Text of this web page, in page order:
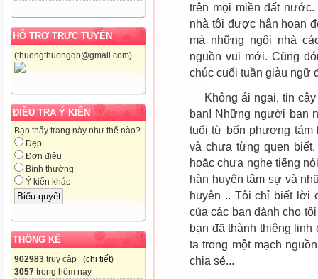
HỖ TRỢ TRỰC TUYẾN
(thuongthuongqb@gmail.com)
ĐIỀU TRA Ý KIẾN
Bạn thấy trang này như thế nào?
Đẹp
Đơn điệu
Bình thường
Ý kiến khác
THỐNG KÊ
902983 truy cập (chi tiết)
3057 trong hôm nay
trên mọi miền đất
nhà tôi được hân hoan
mà những ngôi nhà
nguồn vui mới. Cũng
chúc cuối tuần giàu ngữ
Không ái ngại, tin cậy
bạn! Những người bạn
tuổi từ bốn phương tám
và chưa từng quen
hoặc chưa nghe tiếng
hàn huyên tâm sự và
huyên .. Tôi chỉ biết lời
của các bạn dành cho
bạn đã thành thiêng
ta trong một mạch
chia sẻ...